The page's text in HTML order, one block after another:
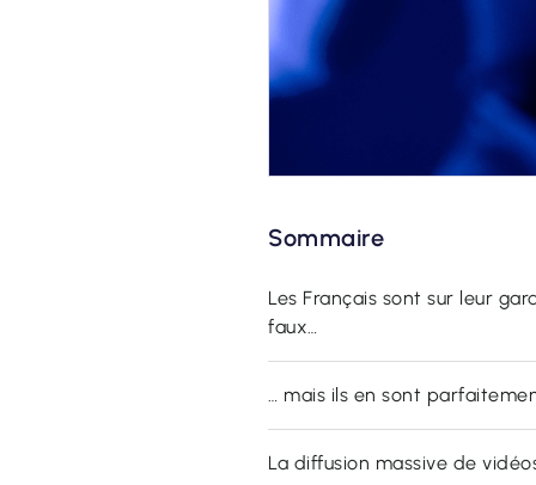
Sommaire
Les Français sont sur leur
faux…
… mais ils en sont
La diffusion massive de